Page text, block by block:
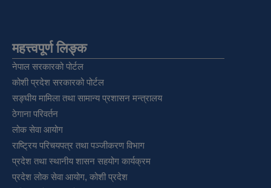
महत्त्वपूर्ण लिङ्क
नेपाल सरकारको पोर्टल
कोशी प्रदेश सरकारको पोर्टल
सङ्‍घीय मामिला तथा सामान्य प्रशासन मन्त्रालय
ठेगाना परिवर्तन
लोक सेवा आयोग
राष्ट्रिय परिचयपत्र तथा पञ्‍जीकरण विभाग
प्रदेश तथा स्थानीय शासन सहयोग कार्यक्रम
प्रदेश लोक सेवा आयोग, कोशी प्रदेश